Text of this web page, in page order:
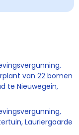
van 22 bomen
te Nieuwegein,
Lauriergaarde